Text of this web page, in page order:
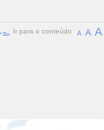
Ir para o conteúdo